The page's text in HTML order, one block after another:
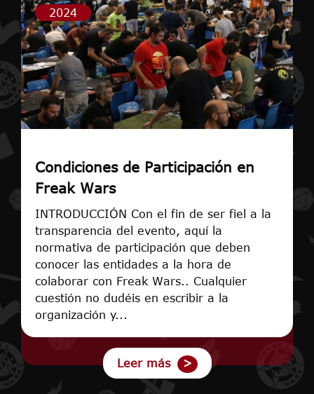
2024
Condiciones de Participación en
Freak Wars
INTRODUCCIÓN Con el fin de ser fiel a la
transparencia del evento, aquí la
normativa de participación que deben
conocer las entidades a la hora de
colaborar con Freak Wars.. Cualquier
cuestión no dudéis en escribir a la
organización y...
Leer más